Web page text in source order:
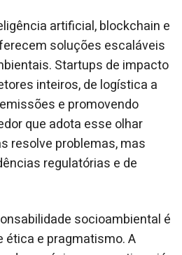
artificial, blockchain e
soluções escaláveis
Startups de impacto
inteiros, de logística a
e promovendo
que adota esse olhar
resolve problemas, mas
regulatórias e de
socioambiental é
ética e pragmatismo. A